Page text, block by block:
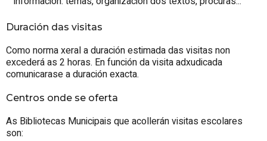
Duración das visitas
Como norma xeral a duración estimada das visitas non
excederá as 2 horas. En función da visita adxudicada
comunicarase a duración exacta.
Centros onde se oferta
As Bibliotecas Municipais que acollerán visitas escolares
son: